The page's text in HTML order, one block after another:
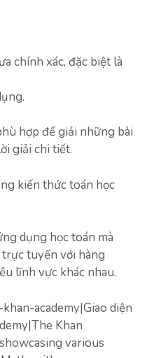
chính xác, đặc biệt là
hợp để giải những bài
giải chi tiết.
kiến thức toán học
dụng học toán mà
tuyến với hàng
lĩnh vực khác nhau.
academy|Giao diện
Khan
various